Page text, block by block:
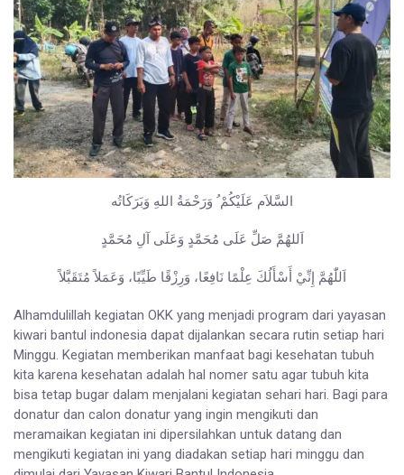
السَّلاَم عَلَيْكُمْ ُ وَرَحْمَةُ اللهِ وَبَرَكَاتُه
اَللهُمَّ صَلِّ عَلَى مُحَمَّدٍ وَعَلَى آلِ مُحَمَّدٍ
اَللّٰهُمَّ إِنِّيْ أَسْأَلُكَ عِلْمًا نَافِعًا، وَرِزْقًا طَيِّبًا، وَعَمَلاً مُتَقَبَّلاً
Alhamdulillah kegiatan OKK yang menjadi program dari yayasan
kiwari bantul indonesia dapat dijalankan secara rutin setiap hari
Minggu. Kegiatan memberikan manfaat bagi kesehatan tubuh
kita karena kesehatan adalah hal nomer satu agar tubuh kita
bisa tetap bugar dalam menjalani kegiatan sehari hari. Bagi para
donatur dan calon donatur yang ingin mengikuti dan
meramaikan kegiatan ini dipersilahkan untuk datang dan
mengikuti kegiatan ini yang diadakan setiap hari minggu dan